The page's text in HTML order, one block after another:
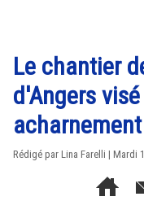
Le chantier
d'Angers
Rédigé par Lina Farelli | Mardi